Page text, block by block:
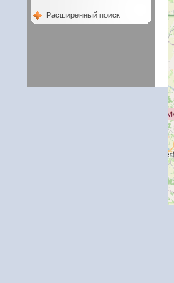
Расширенный поиск